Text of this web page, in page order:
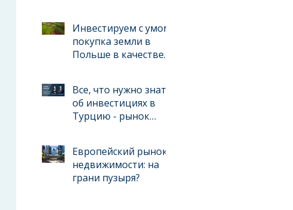
Инвестируем с умом:
покупка земли в
Польше в качестве
Все, что нужно знать
об инвестициях в
Турцию - рынок
иностранцев
Европейский рынок
недвижимости: на
грани пузыря?